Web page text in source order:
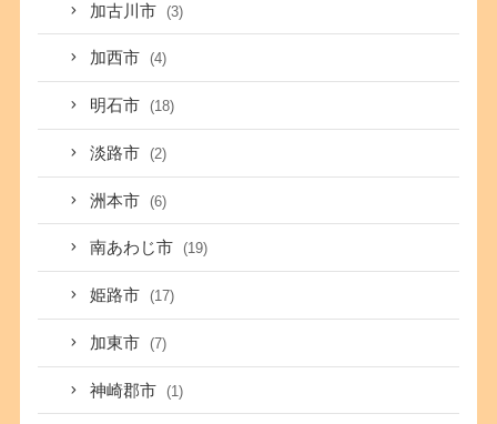
加古川市 (3)
加西市 (4)
明石市 (18)
淡路市 (2)
洲本市 (6)
南あわじ市 (19)
姫路市 (17)
加東市 (7)
神崎郡市 (1)